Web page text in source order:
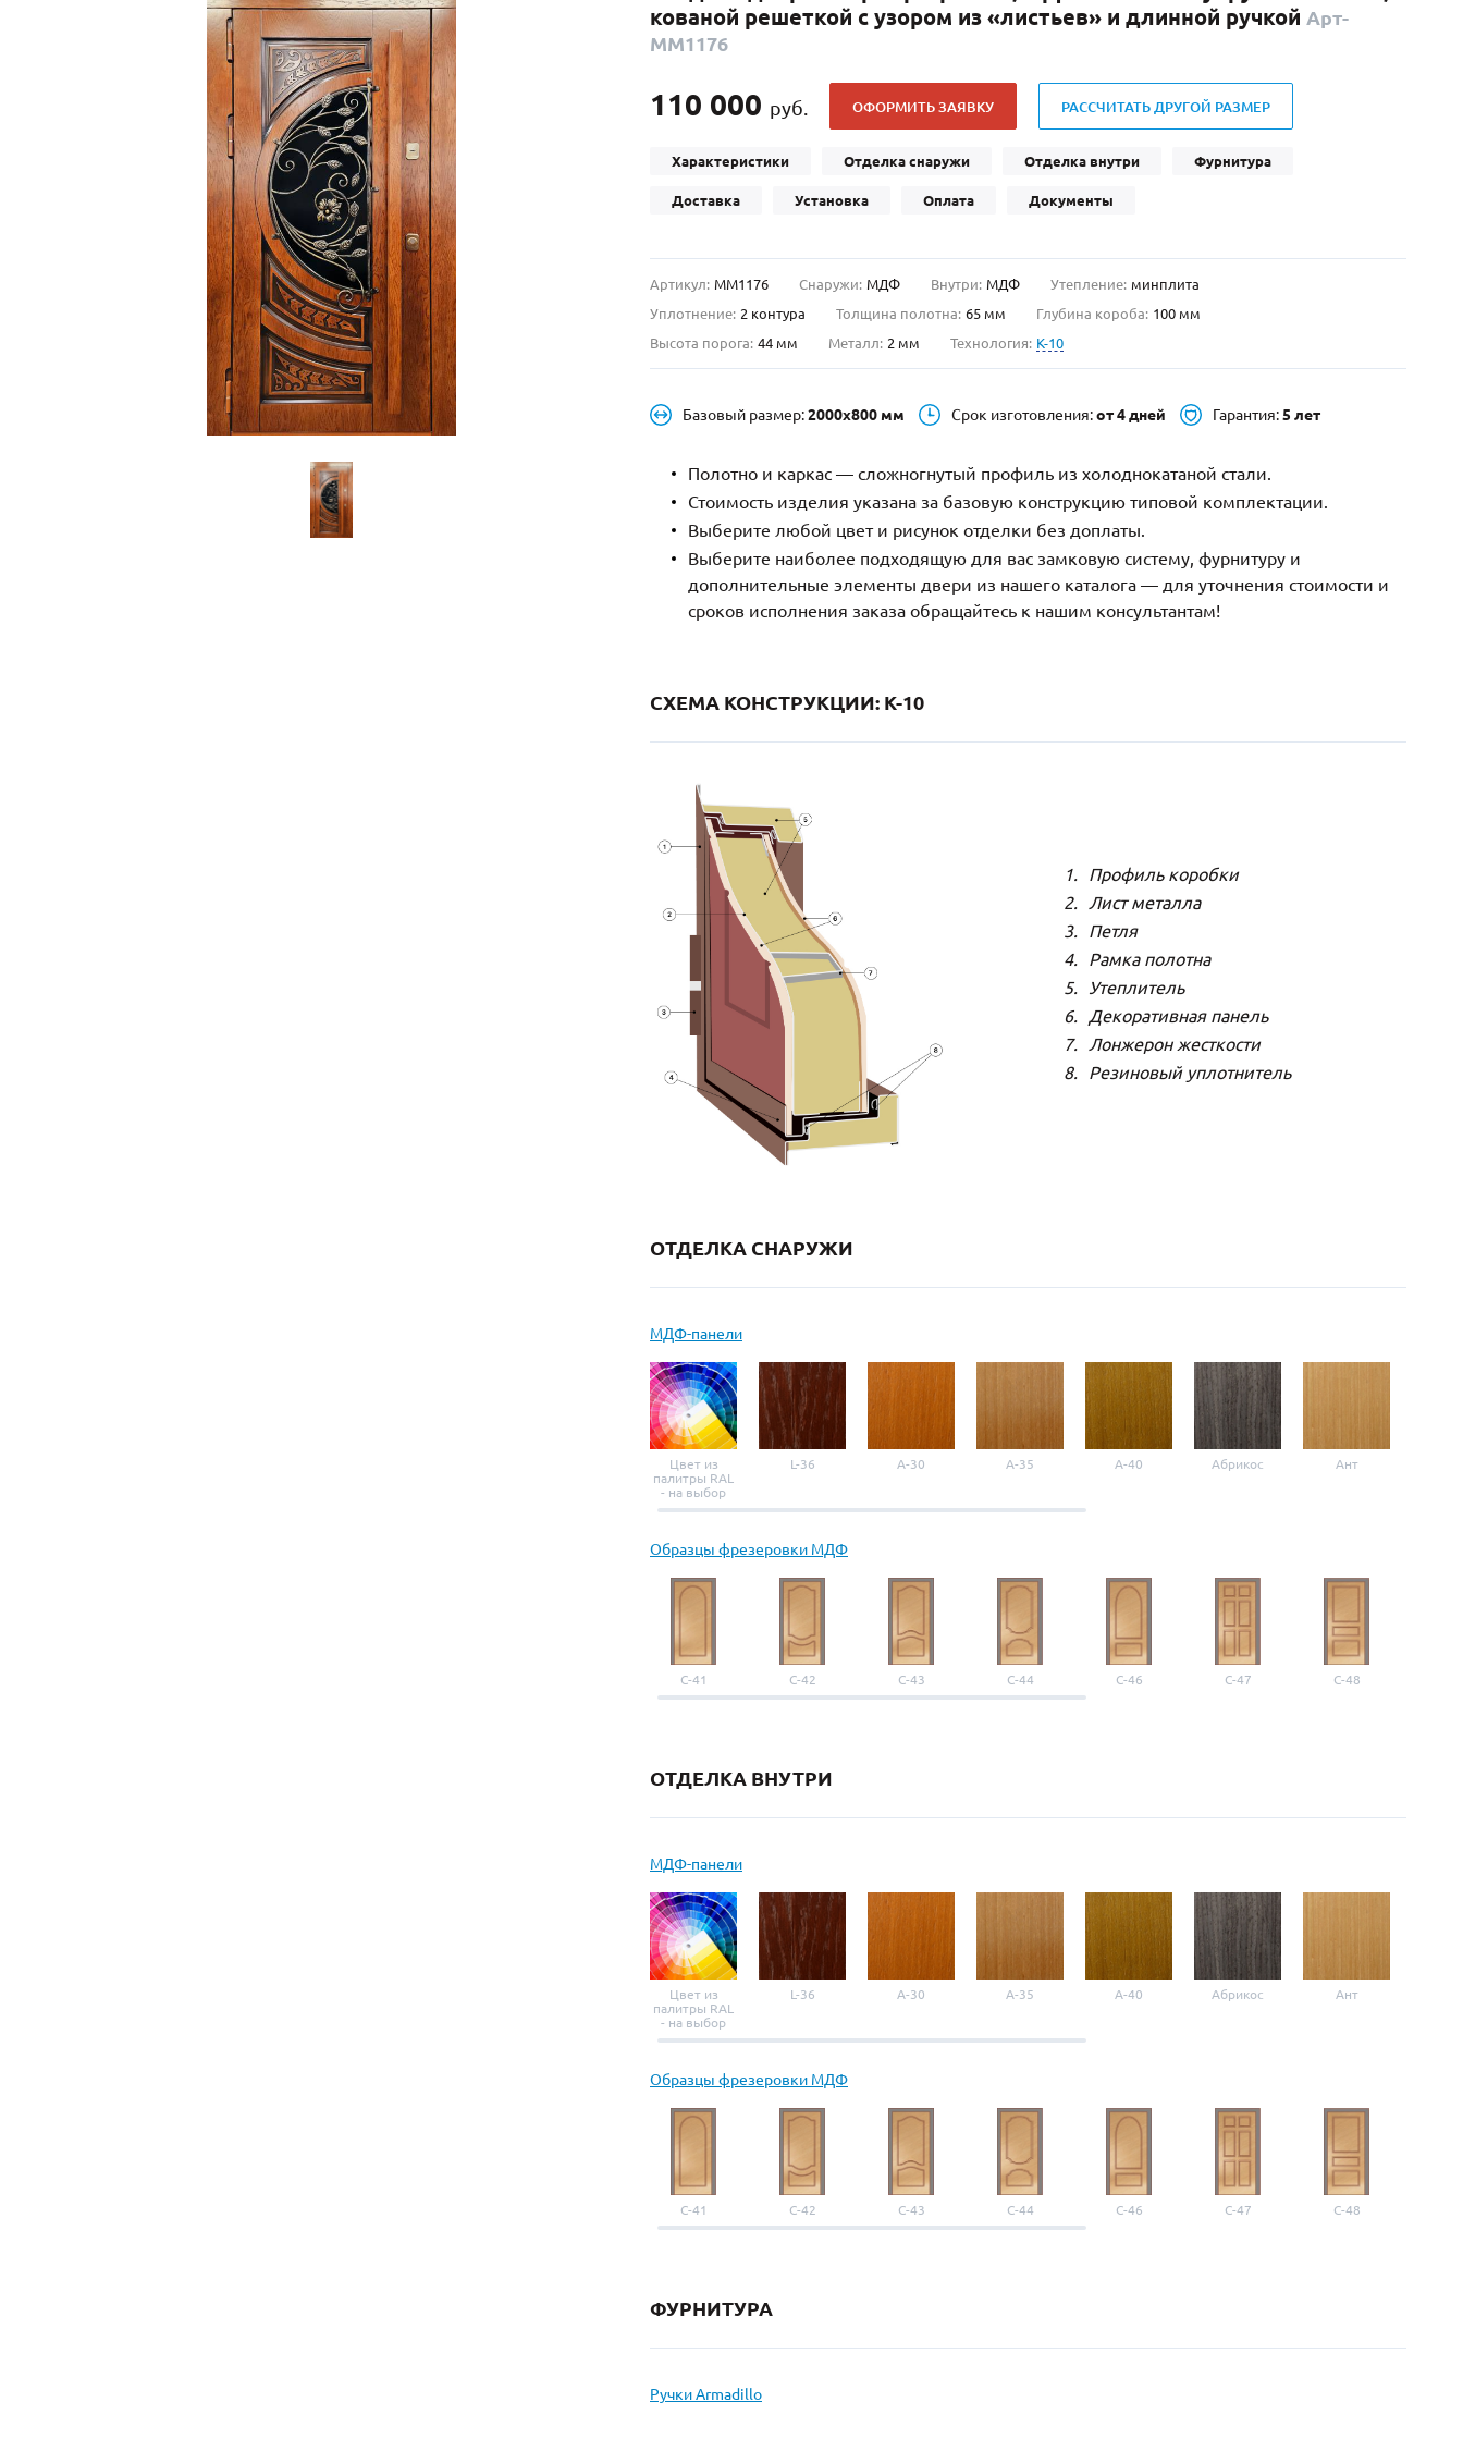
С выдавленным рисунком(35)
С металлобагетом (571)
С геометрическим рисунком(46)
С реечным дизайном (29)
Для дачи
Для бани
Для общественных зданий
Для магазина
Для электрощитовой
В лифтовые холлы
С отбойником(91)
(73)
С карнизом
Нестандартные (479)
С фрамугой(265)
С внутренним открыванием(2)
кованой решеткой с узором из «листьев» и длинной ручкой Арт-
ММ1176
110 000 руб. ОФОРМИТЬ ЗАЯВКУ РАССЧИТАТЬ ДРУГОЙ РАЗМЕР
Характеристики Отделка снаружи Отделка внутри Фурнитура
Доставка Установка Оплата Документы
Артикул: ММ1176 Снаружи: МДФ Внутри: МДФ Утепление: минплита
Уплотнение: 2 контура Толщина полотна: 65 мм Глубина короба: 100 мм
Высота порога: 44 мм Металл: 2 мм Технология: K-10
Базовый размер:2000х800 мм Срок изготовления:от 4 дней Гарантия:5 лет
Полотно и каркас — сложногнутый профиль из холоднокатаной стали.
Стоимость изделия указана за базовую конструкцию типовой комплектации.
Выберите любой цвет и рисунок отделки без доплаты.
Выберите наиболее подходящую для вас замковую систему, фурнитуру и
дополнительные элементы двери из нашего каталога — для уточнения стоимости и
сроков исполнения заказа обращайтесь к нашим консультантам!
СХЕМА КОНСТРУКЦИИ: K-10
Профиль коробки
Лист металла
Петля
Рамка полотна
Утеплитель
Декоративная панель
Лонжерон жесткости
Резиновый уплотнитель
ОТДЕЛКА СНАРУЖИ
МДФ-панели
Цвет из
палитры RAL
- на выбор
L-36 A-30 A-35 A-40 Абрикос Ант
Образцы фрезеровки МДФ
С-41 С-42 С-43 С-44 С-46 С-47 С-48
ОТДЕЛКА ВНУТРИ
МДФ-панели
Цвет из
палитры RAL
- на выбор
L-36 A-30 A-35 A-40 Абрикос Ант
Образцы фрезеровки МДФ
С-41 С-42 С-43 С-44 С-46 С-47 С-48
ФУРНИТУРА
Ручки Armadillo